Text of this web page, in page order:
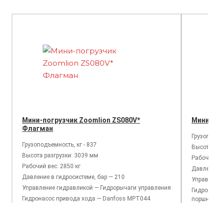
Мини-погрузчик Zoomlion ZS080V*
Флагман
Грузоподъемность, кг - 837
Высота разгрузки: 3039 мм
Рабочий вес: 2850 кг
Давление в гидросистеме, бар — 210
Управление гидравликой — Гидрорычаги управления
Гидронасос привода хода — Danfoss MPT044
Мини-
Высота
Рабочий
Давление